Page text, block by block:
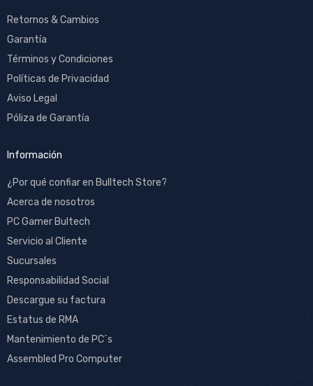
Retornos & Cambios
Garantía
Términos y Condiciones
Políticas de Privacidad
Aviso Legal
Póliza de Garantía
Información
¿Por qué confiar en Bulltech Store?
Acerca de nosotros
PC Gamer Bultech
Servicio al Cliente
Sucursales
Responsabilidad Social
Descargue su factura
Estatus de RMA
Mantenimiento de PC´s
Assembled Pro Computer